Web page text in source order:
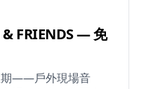
FRIENDS — 免
期——戶外現場音